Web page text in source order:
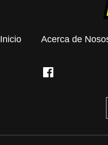
Inicio Acerca de